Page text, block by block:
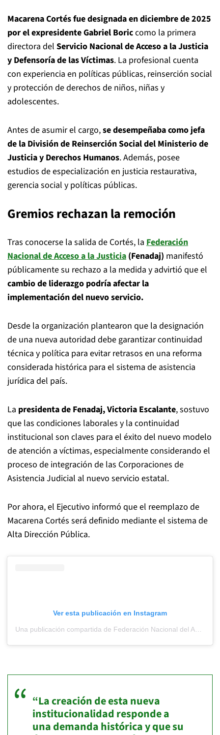
Macarena Cortés fue designada en diciembre de 2025
por el expresidente Gabriel Boriccomo la primera
directora del Servicio Nacional de Acceso a la Justicia
y Defensoría de las Víctimas. La profesional cuenta
con experiencia en políticas públicas, reinserción social
y protección de derechos de niños, niñas y
adolescentes.
Antes de asumir el cargo,se desempeñaba como jefa
de la División de Reinserción Social del Ministerio de
Justicia y Derechos Humanos. Además, posee
estudios de especialización en justicia restaurativa,
gerencia social y políticas públicas.
Gremios rechazan la remoción
Tras conocerse la salida de Cortés, la Federación
Nacional de Acceso a la Justicia (Fenadaj) manifestó
públicamente su rechazo a la medida y advirtió que el
cambio de liderazgo podría afectar la
implementación del nuevo servicio.
Desde la organización plantearon que la designación
de una nueva autoridad debe garantizar continuidad
técnica y política para evitar retrasos en una reforma
considerada histórica para el sistema de asistencia
jurídica del país.
La presidenta de Fenadaj, Victoria Escalante, sostuvo
que las condiciones laborales y la continuidad
institucional son claves para el éxito del nuevo modelo
de atención a víctimas, especialmente considerando el
proceso de integración de las Corporaciones de
Asistencia Judicial al nuevo servicio estatal.
Por ahora, el Ejecutivo informó que el reemplazo de
Macarena Cortés será definido mediante el sistema de
Alta Dirección Pública.
Ver esta publicación en Instagram
“La creación de esta nueva
institucionalidad responde a
una demanda histórica y que su